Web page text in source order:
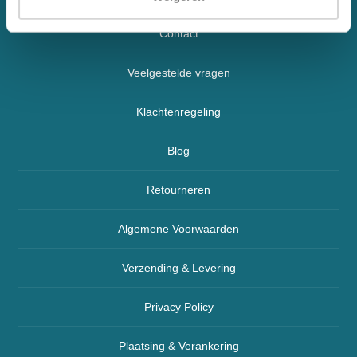
Contact
Veelgestelde vragen
Klachtenregeling
Blog
Retourneren
Algemene Voorwaarden
Verzending & Levering
Privacy Policy
Plaatsing & Verankering